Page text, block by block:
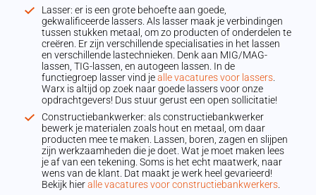
Lasser: er is een grote behoefte aan goede,
gekwalificeerde lassers. Als lasser maak je verbindingen
tussen stukken metaal, om zo producten of onderdelen te
creëren. Er zijn verschillende specialisaties in het lassen
en verschillende lastechnieken. Denk aan MIG/MAG-
lassen, TIG-lassen, en autogeen lassen. In de
functiegroep lasser vind jealle vacatures voor lassers.
Warx is altijd op zoek naar goede lassers voor onze
opdrachtgevers! Dus stuur gerust een open sollicitatie!
Constructiebankwerker: als constructiebankwerker
bewerk je materialen zoals hout en metaal, om daar
producten mee te maken. Lassen, boren, zagen en slijpen
zijn werkzaamheden die je doet. Wat je moet maken lees
je af van een tekening. Soms is het echt maatwerk, naar
wens van de klant. Dat maakt je werk heel gevarieerd!
Bekijk hieralle vacatures voor constructiebankwerkers.